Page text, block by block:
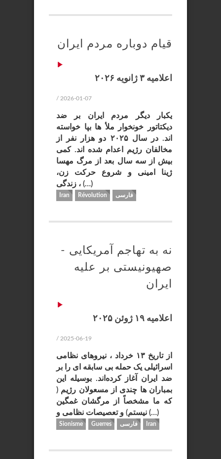
قیام دوباره مردم ایران
اعلامیه ۳ ژانویه ۲۰۲۶
/ 2026-01-07
یکبار دیگر مردم ایران بر ضد
دیکتاتور خونخوار ملأ ها بپا خواسته
اند. در سال ۲۰۲۵ دو هزار نفر از
مخالفان رژیم اعدام شده اند. کمی
بیش از سه سال بعد از مرگ مهسا
ژینا امینی و شروع حرکت زن،
زندگی ، (…)
Iran Révolution فارسی
نه به تهاجم آمریکایی -
صهیونیستی بر علیه
ایران
اعلامیه ۱۹ ژوئن ۲۰۲۵
/ 2025-06-19
از تاریخ ۱۳ خرداد ، نیروهای نظامی
اسرائیلی یک حمله بی سابقه ای را بر
ضد ایران آغاز کرده‌اند. بوسیله این
بمباران ها چندی از مسعولان رژیم (
که ما مشخصاً از مرگشان غمگین
نیستم) و تعصیصات نظامی و (…)
Sionisme Guerres فارسی Iran